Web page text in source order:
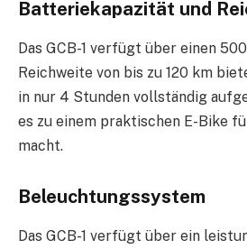
Batteriekapazität und
Das GCB-1 verfügt über einen
Reichweite von bis zu 120 km
in nur 4 Stunden vollständig
es zu einem praktischen E-Bike
macht.
Beleuchtungssystem
Das GCB-1 verfügt über ein